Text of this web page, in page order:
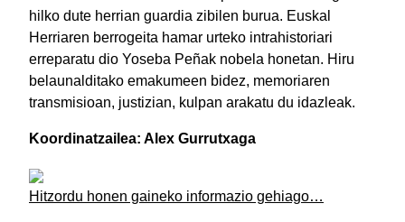
hilko dute herrian guardia zibilen burua. Euskal
Herriaren berrogeita hamar urteko intrahistoriari
erreparatu dio Yoseba Peñak nobela honetan. Hiru
belaunalditako emakumeen bidez, memoriaren
transmisioan, justizian, kulpan arakatu du idazleak.
Koordinatzailea: Alex Gurrutxaga
Hitzordu honen gaineko informazio gehiago…